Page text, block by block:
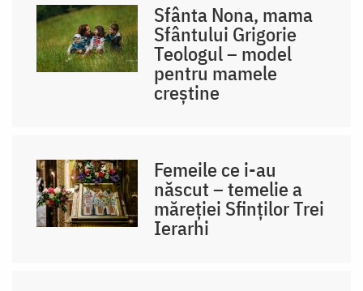
Sfânta Nona, mama
Sfântului Grigorie
Teologul – model
pentru mamele
creștine
Femeile ce i-au
născut – temelie a
măreției Sfinților Trei
Ierarhi